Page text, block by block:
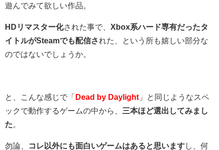
遊んでみて欲しい作品。
HDリマスター化された事で、 Xbox系ハード専有だったタ
イトルがSteamでも配信された、という所も嬉しい部分な
のではないでしょうか。
と、こんな感じで「 Dead by Daylight 」と同じようなスペ
ックで動作するゲームの中から、 三本ほど選出してみまし
た
勿論、 コレ以外にも面白いゲームはあると思いますし、何